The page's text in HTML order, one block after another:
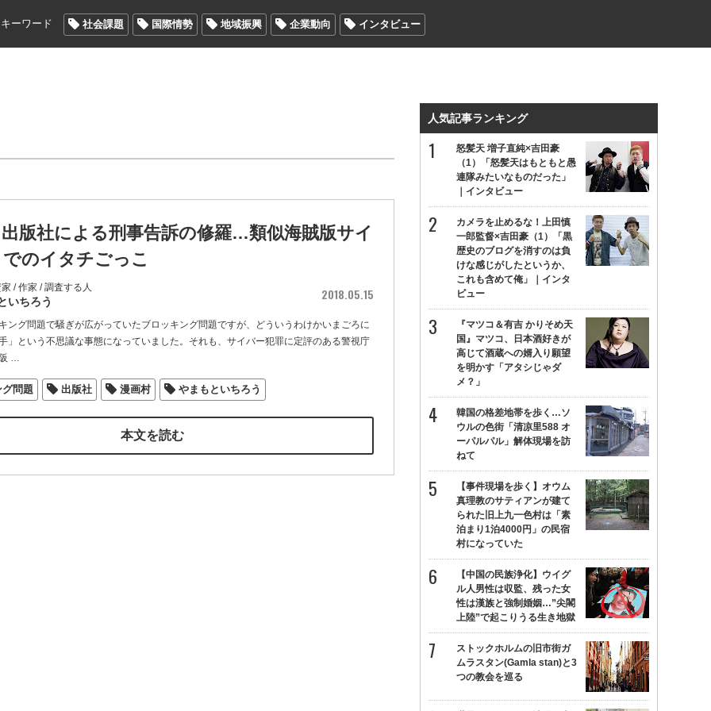
ーワード 社会課題 国際情勢 地域振興 企業動向 インタビュー
版社による刑事告訴の修羅…類似海賊版サイ
でのイタチごっこ
/ 作家 / 調査する人
いちろう 2018.05.15
ング問題で騒ぎが広がっていたブロッキング問題ですが、どういうわけかいまごろに
」という不思議な事態になっていました。それも、サイバー犯罪に定評のある警視庁
…
問題 出版社 漫画村 やまもといちろう
本文を読む
人気記事ランキング
怒髪天 増子直純×吉田豪
（1）「怒髪天はもともと愚
連隊みたいなものだった」
｜インタビュー
カメラを止めるな！上田慎
一郎監督×吉田豪（1）「黒
歴史のブログを消すのは負
けな感じがしたというか、
これも含めて俺」｜インタ
ビュー
『マツコ＆有吉 かりそめ天
国』マツコ、日本酒好きが
高じて酒蔵への婿入り願望
を明かす「アタシじゃダ
メ？」
韓国の格差地帯を歩く…ソ
ウルの色街「清凉里588 オ
ーパルパル」解体現場を訪
ねて
【事件現場を歩く】オウム
真理教のサティアンが建て
られた旧上九一色村は「素
泊まり1泊4000円」の民宿
村になっていた
【中国の民族浄化】ウイグ
ル人男性は収監、残った女
性は漢族と強制婚姻…”尖閣
上陸”で起こりうる生き地獄
ストックホルムの旧市街ガ
ムラスタン(Gamla stan)と3
つの教会を巡る